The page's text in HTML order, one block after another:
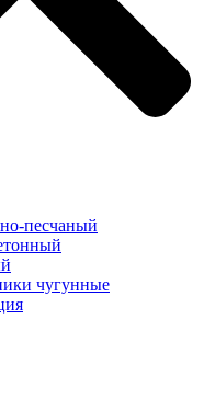
песчаный
чугунные